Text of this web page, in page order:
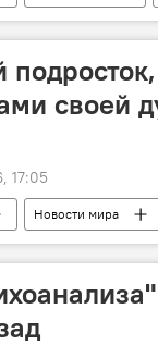
железные дороги"
своей
17:05
Новости мира
мугам